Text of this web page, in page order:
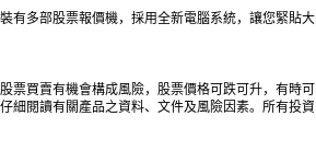
有多部股票報價機，採用全新電腦系統，讓您緊貼大
票買賣有機會構成風險，股票價格可跌可升，有時可
細閱讀有關產品之資料、文件及風險因素。所有投資